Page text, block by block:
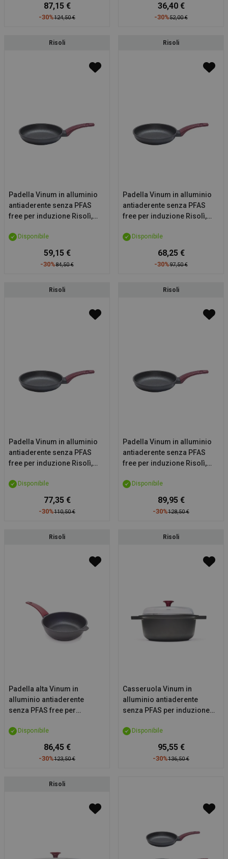
87,15 €
124,50 €
-30%
36,40 €
52,00 €
-30%
Risoli
Padella Vinum in alluminio
antiaderente senza PFAS
free per induzione Risolì,
Disponibile
59,15 €
84,50 €
-30%
Risoli
Padella Vinum in alluminio
antiaderente senza PFAS
free per induzione Risolì,
Disponibile
68,25 €
97,50 €
-30%
Risoli
Padella Vinum in alluminio
antiaderente senza PFAS
free per induzione Risolì,
Disponibile
77,35 €
110,50 €
-30%
Risoli
Padella Vinum in alluminio
antiaderente senza PFAS
free per induzione Risolì,
Disponibile
89,95 €
128,50 €
-30%
Risoli
Padella alta Vinum in
alluminio antiaderente
senza PFAS free per
28cmDisponibile
86,45 €
123,50 €
-30%
Risoli
Casseruola Vinum in
alluminio antiaderente
senza PFAS per induzione
24cmDisponibile
95,55 €
136,50 €
-30%
Risoli